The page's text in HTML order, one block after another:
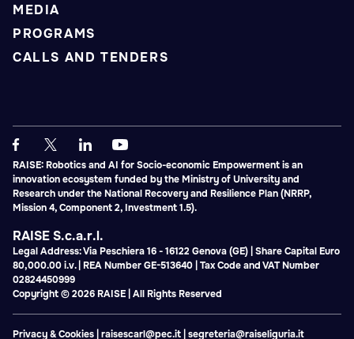
MEDIA
PROGRAMS
CALLS AND TENDERS
RAISE: Robotics and AI for Socio-economic Empowerment is an
innovation ecosystem funded by the Ministry of University and
Research under the National Recovery and Resilience Plan (NRRP,
Mission 4, Component 2, Investment 1.5).
RAISE S.c.a.r.l.
Legal Address: Via Peschiera 16 - 16122 Genova (GE) | Share Capital Euro
80,000.00 i.v. | REA Number GE-513640 | Tax Code and VAT Number
02824450999
Copyright © 2026 RAISE | All Rights Reserved
Privacy & Cookies raisescarl@pec.it segreteria@raiseliguria.it